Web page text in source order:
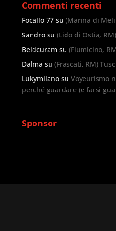
Commenti recenti
Focallo 77su (Marina di
Sandrosu (Lido di Ostia,
Beldcuram su (Fiumicino,
Dalma su (Frascati, RM)
Lukymilanosu Voyeurismo
perché guardare (e farsi
Sponsor